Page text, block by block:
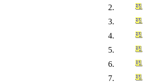
2.
3.
4.
5.
6.
7.